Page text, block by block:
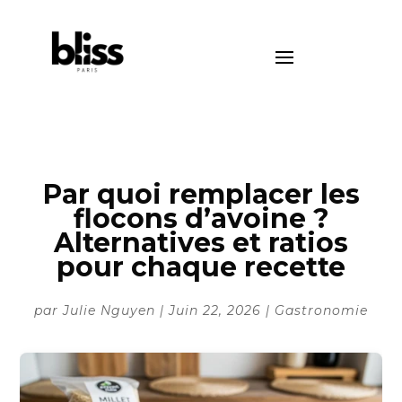
Par quoi remplacer les
flocons d’avoine ?
Alternatives et ratios
pour chaque recette
parJulie Nguyen |Juin 22, 2026 | Gastronomie